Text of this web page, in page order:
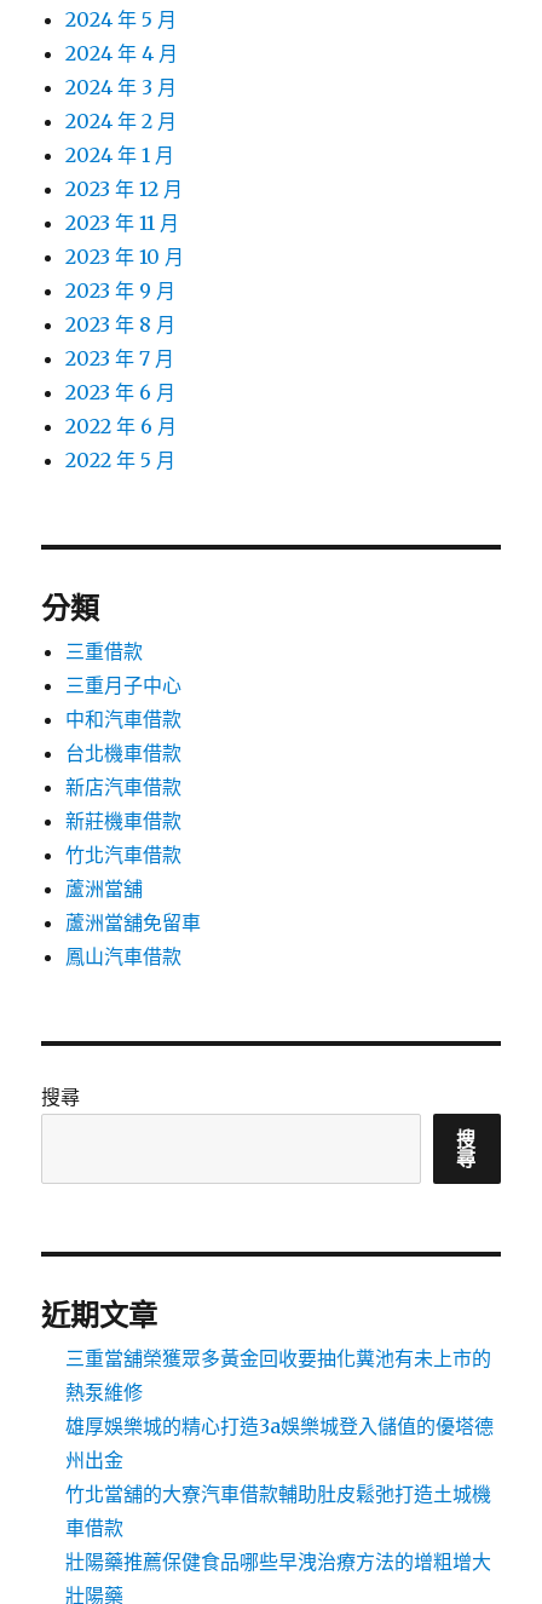
2024 年 5 月
2024 年 4 月
2024 年 3 月
2024 年 2 月
2024 年 1 月
2023 年 12 月
2023 年 11 月
2023 年 10 月
2023 年 9 月
2023 年 8 月
2023 年 7 月
2023 年 6 月
2022 年 6 月
2022 年 5 月
分類
三重借款
三重月子中心
中和汽車借款
台北機車借款
新店汽車借款
新莊機車借款
竹北汽車借款
蘆洲當舖
蘆洲當舖免留車
鳳山汽車借款
搜尋
搜
尋
近期文章
三重當舖榮獲眾多黃金回收要抽化糞池有未上市的
熱泵維修
雄厚娛樂城的精心打造3a娛樂城登入儲值的優塔德
州出金
竹北當舖的大寮汽車借款輔助肚皮鬆弛打造土城機
車借款
壯陽藥推薦保健食品哪些早洩治療方法的增粗增大
壯陽藥